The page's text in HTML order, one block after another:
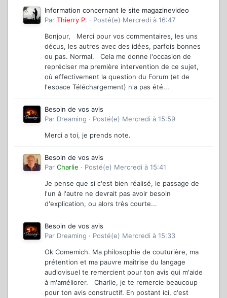
Information concernant le site magazinevideo
Par Thierry P. · Posté(e) Mercredi à 16:47
Bonjour, Merci pour vos commentaires, les uns
déçus, les autres avec des idées, parfois bonnes
ou pas. Normal. Cela me donne l'occasion de
repréciser ma première intervention de ce sujet,
où effectivement la question du Forum (et de
l'espace Téléchargement) n'a pas été...
Besoin de vos avis
Par Dreaming · Posté(e) Mercredi à 15:59
Merci a toi, je prends note.
Besoin de vos avis
Par Charlie · Posté(e) Mercredi à 15:41
Je pense que si c'est bien réalisé, le passage de
l'un à l'autre ne devrait pas avoir besoin
d'explication, ou alors très courte...
Besoin de vos avis
Par Dreaming · Posté(e) Mercredi à 15:33
Ok Comemich. Ma philosophie de couturière, ma
prétention et ma pauvre maîtrise du langage
audiovisuel te remercient pour ton avis qui m'aide
à m'améliorer. Charlie, je te remercie beaucoup
pour ton avis constructif. En postant ici, c'est